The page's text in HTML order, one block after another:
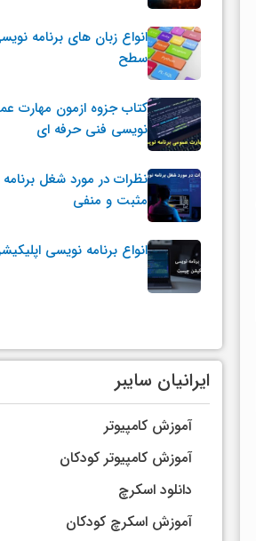
انواع زبان های برنامه
سطح
کتاب جزوه ازمون مهارت
نویسی فنی حرفه ای
نظرات در مورد شغل
مثبت و منفی
انواع برنامه نویسی
ایرانیان سایبر
آموزش کامپیوتر
آموزش کامپیوتر کودکان
دانلود اسکرچ
آموزش اسکرچ کودکان